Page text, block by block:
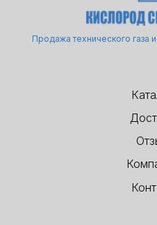
Продажа технического газа